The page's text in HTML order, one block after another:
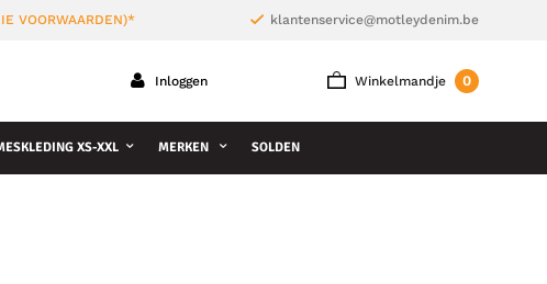
VOORWAARDEN)* klantenservice@motleydenim.be
Winkelmandje 0
Inloggen
XS-XXL MERKEN SOLDEN